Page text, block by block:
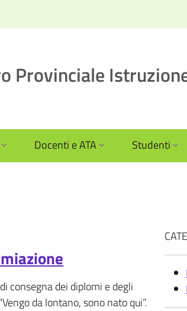
Provinciale
Docenti e ATA Studenti
consegna dei diplomi e degli
da lontano, sono nato qui”.